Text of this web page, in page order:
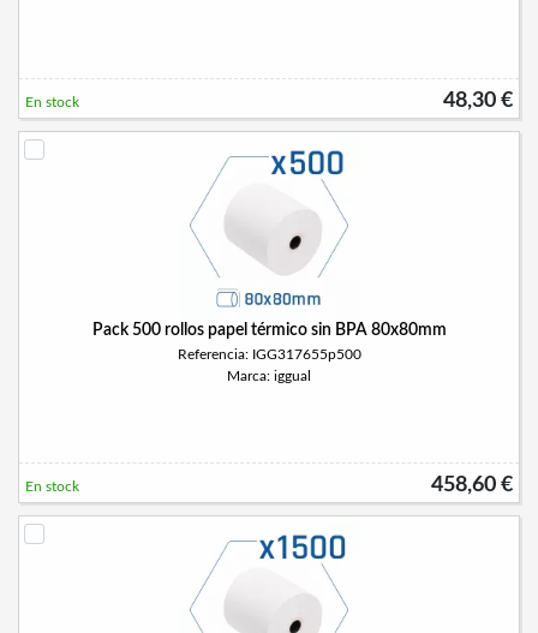
48,30 €
En stock
Pack 500 rollos papel térmico sin BPA 80x80mm
Referencia: IGG317655p500
Marca: iggual
458,60 €
En stock